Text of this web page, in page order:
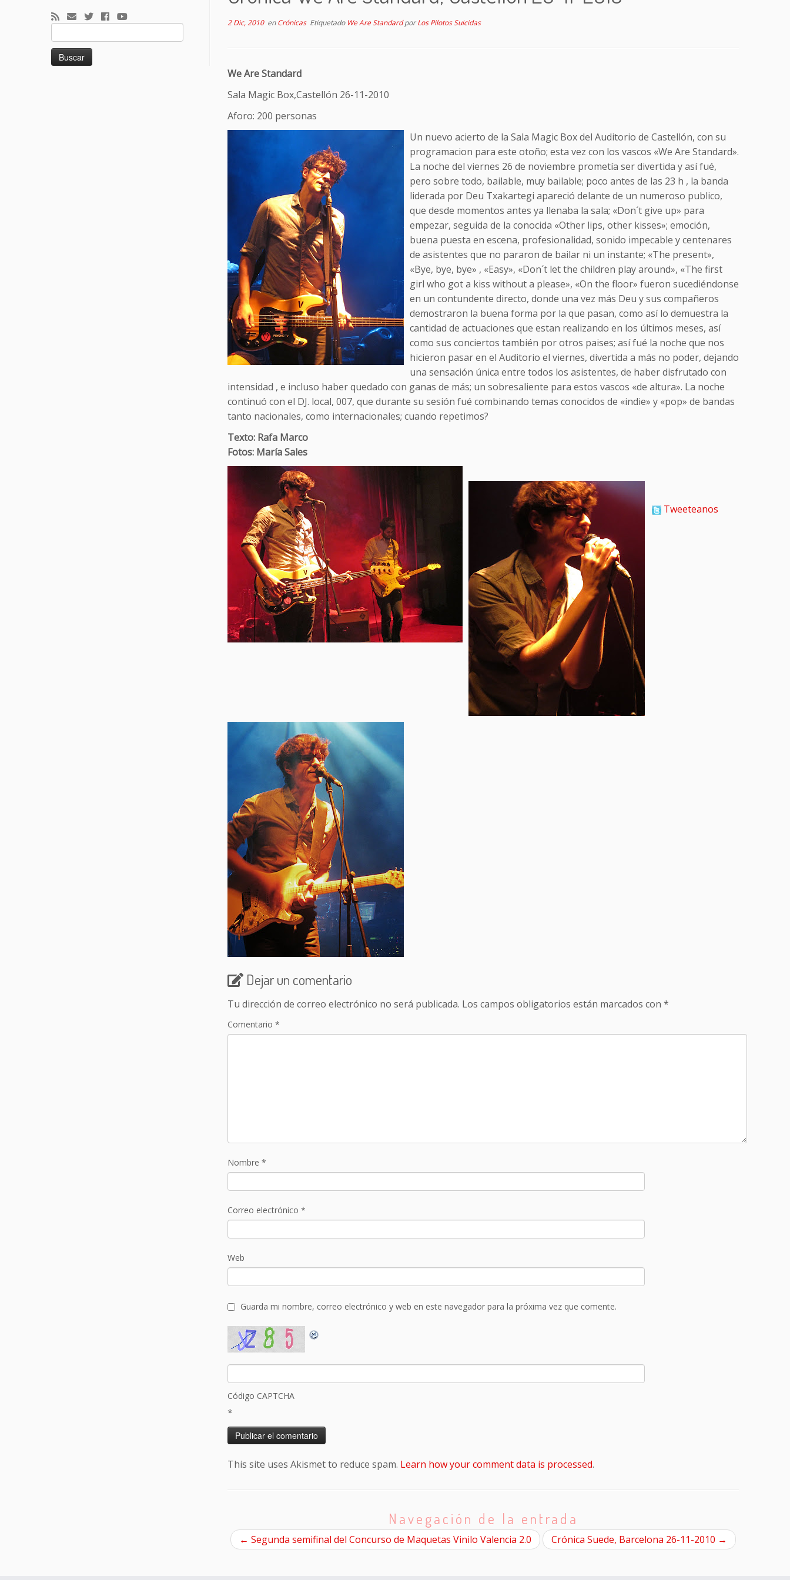
Buscar:
2 Dic, 2010enCrónicas Etiquetado We Are StandardporLos Pilotos Suicidas
We Are Standard
Sala Magic Box,Castellón 26-11-2010
Aforo: 200 personas
Un nuevo acierto de la Sala Magic Box del Auditorio de Castellón, con su
programacion para este otoño; esta vez con los vascos «We Are Standard».
La noche del viernes 26 de noviembre prometía ser divertida y así fué,
pero sobre todo, bailable, muy bailable; poco antes de las 23 h , la banda
liderada por Deu Txakartegi apareció delante de un numeroso publico,
que desde momentos antes ya llenaba la sala; «Don´t give up» para
empezar, seguida de la conocida «Other lips, other kisses»; emoción,
buena puesta en escena, profesionalidad, sonido impecable y centenares
de asistentes que no pararon de bailar ni un instante; «The present»,
«Bye, bye, bye» , «Easy», «Don´t let the children play around», «The first
girl who got a kiss without a please», «On the floor» fueron sucediéndonse
en un contundente directo, donde una vez más Deu y sus compañeros
demostraron la buena forma por la que pasan, como así lo demuestra la
cantidad de actuaciones que estan realizando en los últimos meses, así
como sus conciertos también por otros paises; así fué la noche que nos
hicieron pasar en el Auditorio el viernes, divertida a más no poder, dejando
una sensación única entre todos los asistentes, de haber disfrutado con
intensidad , e incluso haber quedado con ganas de más; un sobresaliente para estos vascos «de altura». La noche
continuó con el DJ. local, 007, que durante su sesión fué combinando temas conocidos de «indie» y «pop» de bandas
tanto nacionales, como internacionales; cuando repetimos?
Texto: Rafa Marco
Fotos: María Sales
Tweeteanos
Dejar un comentario
Tu dirección de correo electrónico no será publicada. Los campos obligatorios están marcados con *
Comentario *
Nombre *
Correo electrónico *
Web
Guarda mi nombre, correo electrónico y web en este navegador para la próxima vez que comente.
Código CAPTCHA
*
This site uses Akismet to reduce spam. Learn how your comment data is processed.
Navegación de la entrada
← Segunda semifinal del Concurso de Maquetas Vinilo Valencia 2.0 Crónica Suede, Barcelona 26-11-2010 →